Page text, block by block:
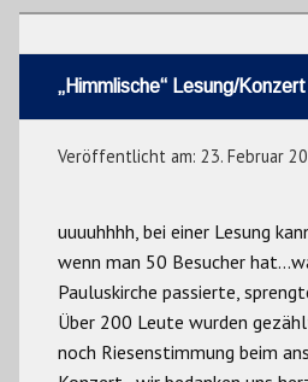
„Himmlische“ Lesung/
Veröffentlicht am: 23. Februar
uuuuhhhh, bei einer Lesung
wenn man 50 Besucher
Pauluskirche passierte,
Über 200 Leute wurden
noch Riesenstimmung beim